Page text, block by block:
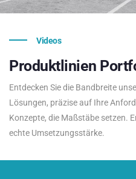
Videos
Produktlinien
Entdecken Sie die Bandbreite
Lösungen, präzise auf Ihre
Konzepte, die Maßstäbe setzen.
echte Umsetzungsstärke.